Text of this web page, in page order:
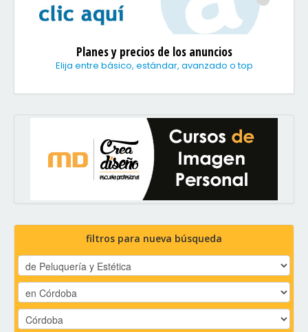
Planes y precios de los anuncios
Elija entre básico, estándar, avanzado o top
filtros para nueva búsqueda